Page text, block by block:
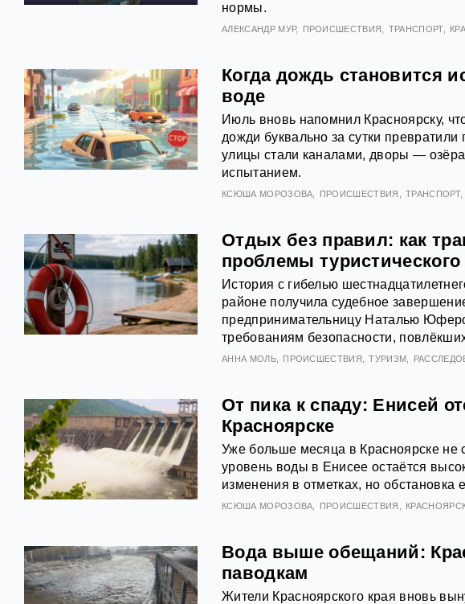
нормы.
АЛЕКСАНДР МУР ПРОИСШЕСТВИЯ ТРАНСПОРТ
Когда дождь становится
воде
Июль вновь напомнил Красноярску,
дожди буквально за сутки
улицы стали каналами, дворы —
испытанием.
КСЮША МОРОЗОВА ПРОИСШЕСТВИЯ ТРАНСПОРТ
Отдых без правил: как
проблемы
История с гибелью
районе получила судебное
предпринимательницу Наталью
требованиям безопасности,
АННА МОЛЬ ПРОИСШЕСТВИЯ ТУРИЗМ
От пика к спаду: Енисей
Красноярске
Уже больше месяца в Красноярске не
уровень воды в Енисее остаётся
изменения в отметках, но обстановка
КСЮША МОРОЗОВА ПРОИСШЕСТВИЯ
Вода выше обещаний:
паводкам
Жители Красноярского края вновь